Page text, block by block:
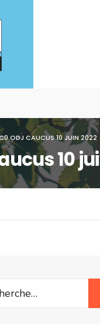
ODJ CAUCUS 10 JUIN 2022
10